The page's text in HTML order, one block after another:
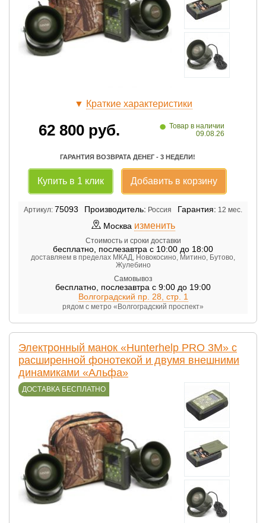
▼ Краткие характеристики
62 800руб. • Товар в наличии
09.08.26
ГАРАНТИЯ ВОЗВРАТА ДЕНЕГ - 3 НЕДЕЛИ!
Купить в 1 клик Добавить в корзину
Артикул: 75093 Производитель: Россия Гарантия: 12 мес.
Москва изменить
Стоимость и сроки доставки
бесплатно, послезавтра с 10:00 до 18:00
доставляем в пределах МКАД, Новокосино, Митино, Бутово,
Жулебино
Самовывоз
бесплатно, послезавтра с 9:00 до 19:00
Волгоградский пр. 28, стр. 1
рядом с метро «Волгоградский проспект»
Электронный манок «Hunterhelp PRO 3M» с
расширенной фонотекой и двумя внешними
динамиками «Альфа»
ДОСТАВКА БЕСПЛАТНО